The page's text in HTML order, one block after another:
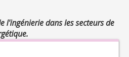
l'ingénierie dans les secteurs de